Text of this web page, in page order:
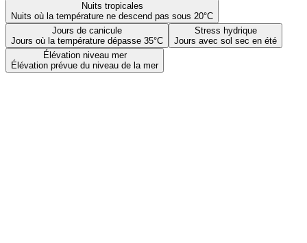
Nuits tropicales
Nuits où la température ne descend pas sous 20°C
Jours de canicule
Jours où la température dépasse 35°C
Stress hydrique
Jours avec sol sec en été
Élévation niveau mer
Élévation prévue du niveau de la mer